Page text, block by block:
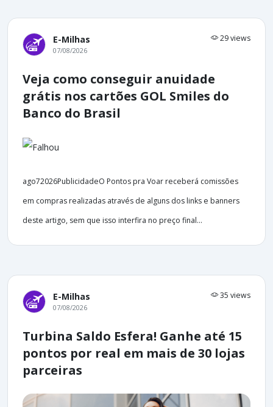
E-Milhas 29 views
07/08/2026
Veja como conseguir anuidade
grátis nos cartões GOL Smiles do
Banco do Brasil
ago72026PublicidadeO Pontos pra Voar receberá comissões
em compras realizadas através de alguns dos links e banners
deste artigo, sem que isso interfira no preço final...
E-Milhas 35 views
07/08/2026
Turbina Saldo Esfera! Ganhe até 15
pontos por real em mais de 30 lojas
parceiras